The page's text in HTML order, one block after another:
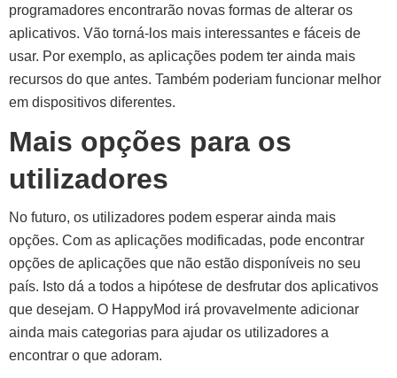
programadores encontrarão novas formas de alterar os
aplicativos. Vão torná-los mais interessantes e fáceis de
usar. Por exemplo, as aplicações podem ter ainda mais
recursos do que antes. Também poderiam funcionar melhor
em dispositivos diferentes.
Mais opções para os
utilizadores
No futuro, os utilizadores podem esperar ainda mais
opções. Com as aplicações modificadas, pode encontrar
opções de aplicações que não estão disponíveis no seu
país. Isto dá a todos a hipótese de desfrutar dos aplicativos
que desejam. O HappyMod irá provavelmente adicionar
ainda mais categorias para ajudar os utilizadores a
encontrar o que adoram.